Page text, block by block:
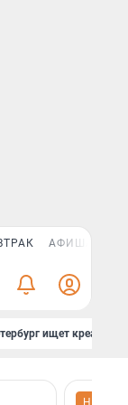
АФИША PLUS
ищет креатив